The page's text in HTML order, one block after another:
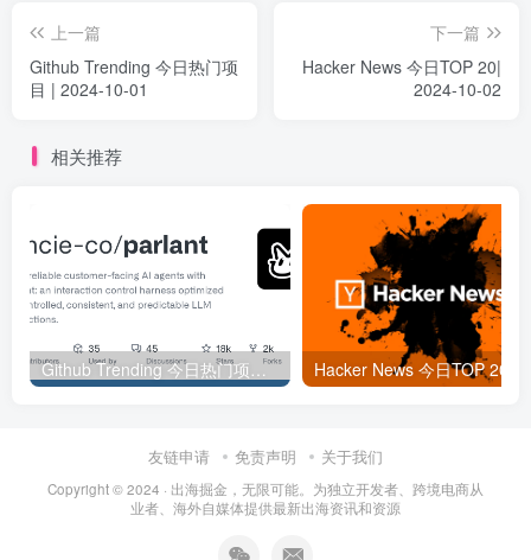
上一篇
Github Trending 今日热门项
目 | 2024-10-01
下一篇
Hacker News 今日TOP 20|
2024-10-02
相关推荐
Github Trending 今日热门项目 | 2025-09-06
友链申请 免责声明 关于我们
Copyright © 2024 · 出海掘金，无限可能。为独立开发者、跨境电商从
业者、海外自媒体提供最新出海资讯和资源